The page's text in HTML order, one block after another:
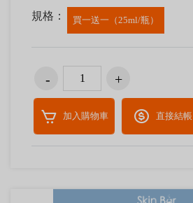
規格： 買一送一（25ml/瓶）
加入購物車 直接結帳